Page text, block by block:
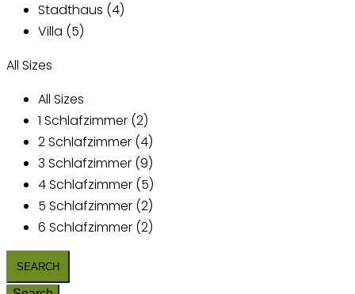
Stadthaus (4)
Villa (5)
All Sizes
All Sizes
1 Schlafzimmer (2)
2 Schlafzimmer (4)
3 Schlafzimmer (9)
4 Schlafzimmer (5)
5 Schlafzimmer (2)
6 Schlafzimmer (2)